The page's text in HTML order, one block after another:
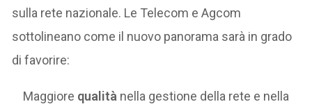
sulla rete nazionale. Le Telecom e Agcom
sottolineano come il nuovo panorama sarà in grado
di favorire:
Maggiore qualità nella gestione della rete e nella